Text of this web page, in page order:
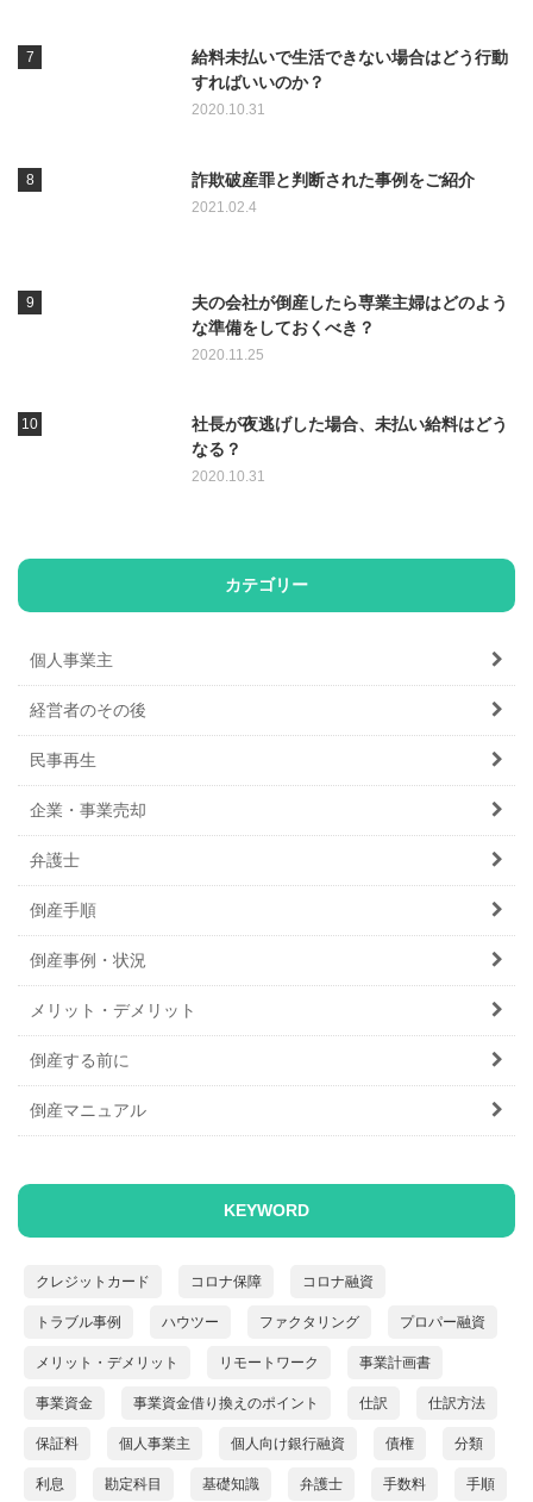
給料未払いで生活できない場合はどう行動
すればいいのか？
2020.10.31
詐欺破産罪と判断された事例をご紹介
2021.02.4
夫の会社が倒産したら専業主婦はどのよう
な準備をしておくべき？
2020.11.25
社長が夜逃げした場合、未払い給料はどう
なる？
2020.10.31
カテゴリー
個人事業主
経営者のその後
民事再生
企業・事業売却
弁護士
倒産手順
倒産事例・状況
メリット・デメリット
倒産する前に
倒産マニュアル
KEYWORD
クレジットカード コロナ保障 コロナ融資
トラブル事例 ハウツー ファクタリング プロパー融資
メリット・デメリット リモートワーク 事業計画書
事業資金 事業資金借り換えのポイント 仕訳 仕訳方法
保証料 個人事業主 個人向け銀行融資 債権 分類
利息 勘定科目 基礎知識 弁護士 手数料 手順